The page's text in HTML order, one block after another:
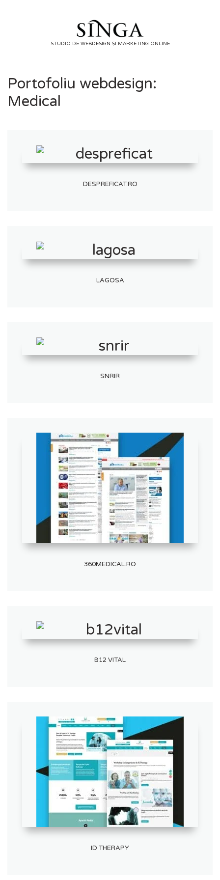
STUDIO DE WEBDESIGN ȘI MARKETING ONLINE
Portofoliu webdesign:
Medical
DESPREFICAT.RO
LAGOSA
SNRIR
360MEDICAL.RO
B12 VITAL
ID THERAPY